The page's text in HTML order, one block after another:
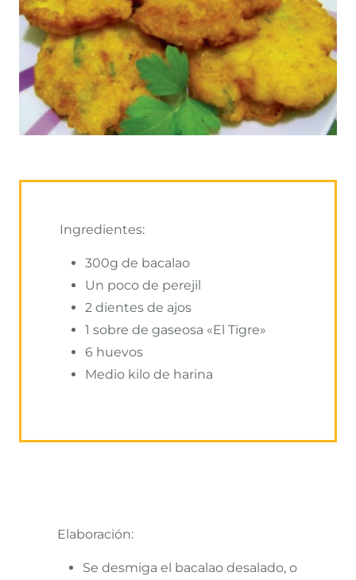
Ingredientes:
300g de bacalao
Un poco de perejil
2 dientes de ajos
1 sobre de gaseosa «El Tigre»
6 huevos
Medio kilo de harina
Elaboración:
Se desmiga el bacalao desalado, o